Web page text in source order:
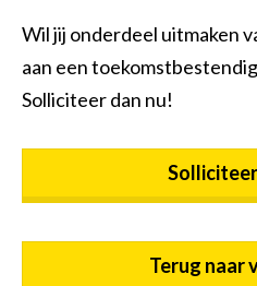
Wil jij onderdeel uitmaken
aan een
Solliciteer dan nu!
Terug naar